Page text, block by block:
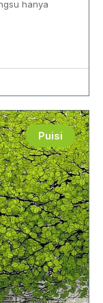
hanya
Puisi